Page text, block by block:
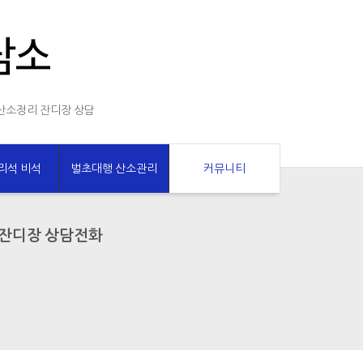
소정리 잔디장 상담
석 비석 벌초대행 산소관리 커뮤니티
디장 상담전화